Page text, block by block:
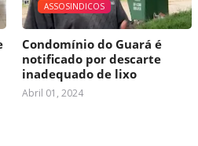
ASSOSINDICOS
Condomínio do Guará é
notificado por descarte
inadequado de lixo
Abril 01, 2024